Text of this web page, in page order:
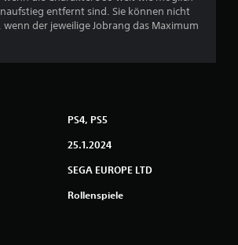
B
entfernt sind. Sie können nicht
der jeweilige Jobrang das Maximum
PS4, PS5
25.1.2024
SEGA EUROPE LTD
Rollenspiele